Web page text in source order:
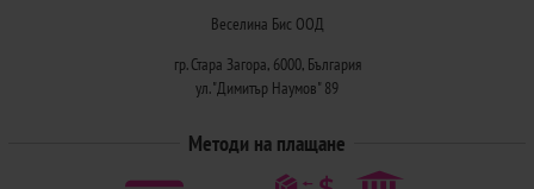
Веселина Бис ООД
гр. Стара Загора, 6000, България
ул. "Димитър Наумов" 89
Методи на плащане